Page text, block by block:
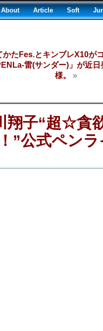
About Article Soft
たFes.とキンブレX10が
雷(サンダー)」が近
様。
»
翔子“超☆貪
”公式ペン